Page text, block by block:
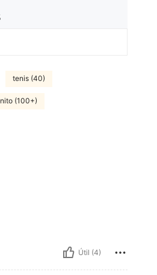
tenis (40)
(100+)
Útil (4)